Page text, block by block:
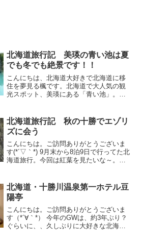
北海道旅行記 美瑛の青い池は夏
でも冬でも絶景です！！
こんにちは、北海道大好きで北海道に移
住を夢見る楓です。北海道で大人気の観
光スポット、美瑛にある「青い池」。何
企んでおります(*´艸`*)青い池青い池は美
瑛町の白金地区に...
北海道旅行記 秋の十勝でエゾリ
ズに会う
こんにちは。ご訪問ありがとうございま
す(*´▽｀*) 9月末から8泊9日で行ってた北
海道旅行。今回は紅葉を見たいな～。と
遊。会えたらええな～、と思ってたエゾ
リスちゃんにも...
北海道・十勝川温泉第一ホテル豆
陽亭
こんにちは。ご訪問ありがとうございま
す（*´∀｀*） 今年のGWは、約3年ぶり？
ぐらいに、、久しぶりに大好きな北海道